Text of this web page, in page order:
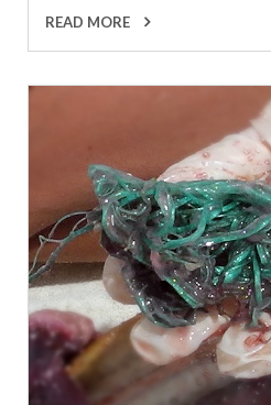
READ MORE